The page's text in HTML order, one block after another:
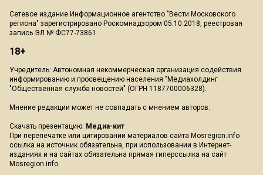
Сетевое издание Информационное агентство "Вести Московского
региона" зарегистрировано Роскомнадзором 05.10.2018, реестровая
запись ЭЛ № ФС77-73861.
18+
Учредитель: Автономная некоммерческая организация содействия
информированию и просвещению населения "Медиахолдинг
"Общественная служба новостей" (ОГРН 1187700006328).
Мнение редакции может не совпадать с мнением авторов.
Скачать презентацию: Медиа-кит
При перепечатке или цитировании материалов сайта Mosregion.info
ссылка на источник обязательна, при использовании в Интернет-
изданиях и на сайтах обязательна прямая гиперссылка на сайт
Mosregion.info.